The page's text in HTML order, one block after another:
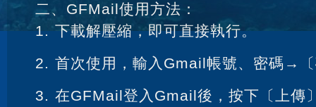
二、GFMail使用方法：
1. 下載解壓縮，即可直接執行。
2. 首次使用，輸入Gmail帳號、密碼→
3. 在GFMail登入Gmail後，按下〔上傳